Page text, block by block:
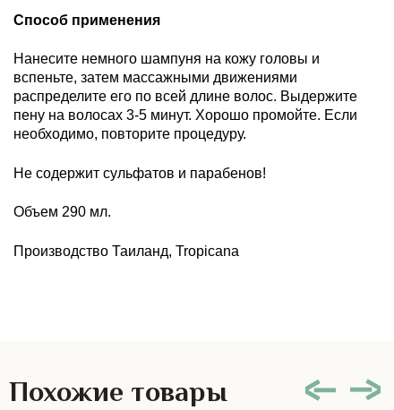
Способ применения
Нанесите немного шампуня на кожу головы и
вспеньте, затем массажными движениями
распределите его по всей длине волос. Выдержите
пену на волосах 3-5 минут. Хорошо промойте. Если
необходимо, повторите процедуру.
Не содержит сульфатов и парабенов!
Объем 290 мл.
Производство Таиланд, Tropicana
Похожие товары